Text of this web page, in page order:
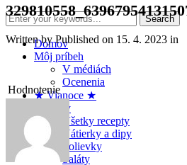
Domov
Môj príbeh
V médiách
Ocenenia
★ Vianoce ★
Recepty
Všetky recepty
Nátierky a dipy
Polievky
Šaláty
Written byPublished on 15. 4. 2023 in
Hodnotenie